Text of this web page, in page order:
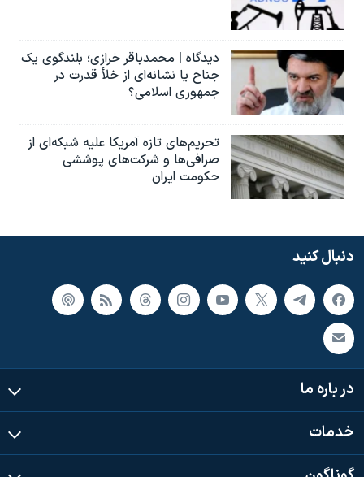
دیدگاه | محمدباقر خرازی؛ بلندگوی یک
جناح یا نشانه‌ای از خلأ قدرت در
جمهوری اسلامی؟
تحریم‌های تازه آمریکا علیه شبکه‌ای از
صرافی‌ها و شرکت‌های پوششی
حکومت ایران
دنبال کنید
در باره ما
خدمات